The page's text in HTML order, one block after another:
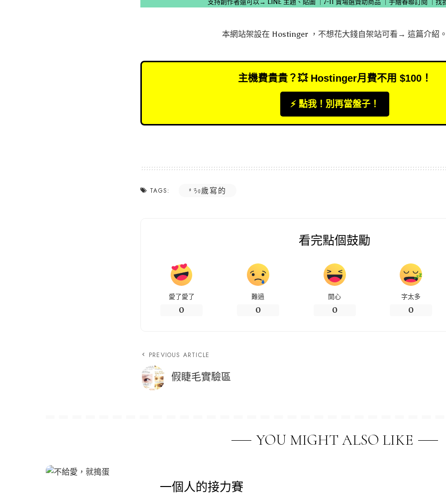
支持創作者還可以→ LINE 主題、貼圖 7-11 賣場選贊助商品 手繪春聯訂閱 找
本網站架設在 Hostinger，不想花大錢自架站可看→ 這篇介紹 。
主機費貴貴？💥 Hostinger月費不用 $100！
⚡️ 點我！別再當盤子！
TAGS: 30歲寫的
看完點個鼓勵
愛了愛了
0
難過
0
開心
0
字太多
0
PREVIOUS ARTICLE
假睫毛實驗區
YOU MIGHT ALSO LIKE
一個人的接力賽